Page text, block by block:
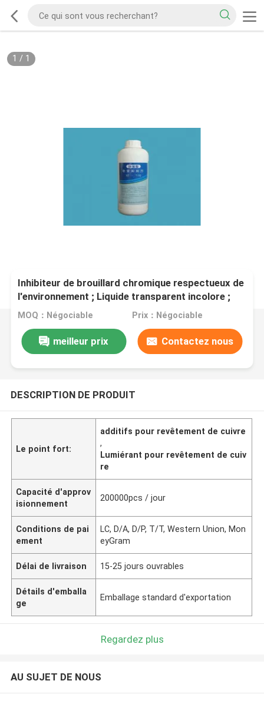
1 / 1
Inhibiteur de brouillard chromique respectueux de
l'environnement ; Liquide transparent incolore ;
FF-110
MOQ：Négociable Prix：Négociable
meilleur prix Contactez nous
DESCRIPTION DE PRODUIT
Le point fort:
additifs pour revêtement de cuivre
,
Lumiérant pour revêtement de cuiv
re
Capacité d'approv
isionnement
200000pcs / jour
Conditions de pai
ement
LC, D/A, D/P, T/T, Western Union, Mon
eyGram
Délai de livraison 15-25 jours ouvrables
Détails d'emballa
ge
Emballage standard d'exportation
Regardez plus
AU SUJET DE NOUS